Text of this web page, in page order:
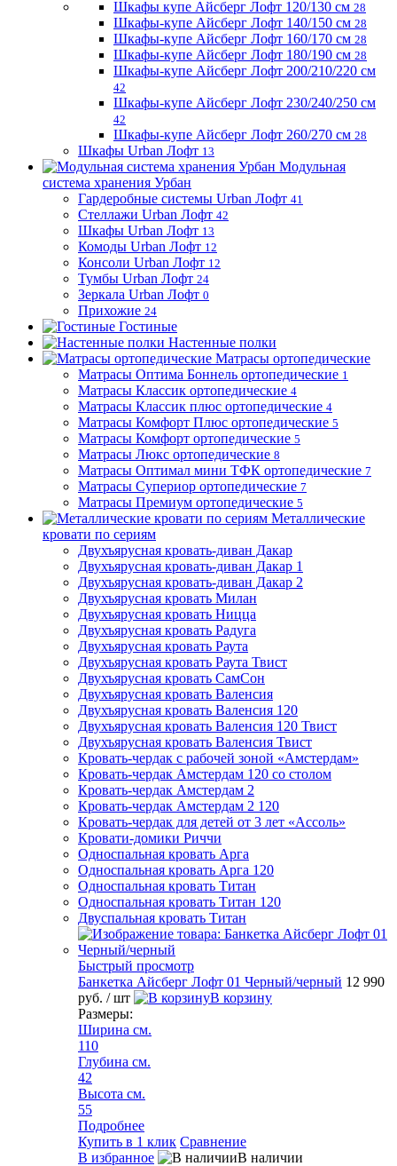
Шкафы купе Айсберг Лофт 120/130 см 28
Шкафы-купе Айсберг Лофт 140/150 см 28
Шкафы-купе Айсберг Лофт 160/170 см 28
Шкафы-купе Айсберг Лофт 180/190 см 28
Шкафы-купе Айсберг Лофт 200/210/220 см
42
Шкафы-купе Айсберг Лофт 230/240/250 см
42
Шкафы-купе Айсберг Лофт 260/270 см 28
Шкафы Urban Лофт 13
Модульная
система хранения Урбан
Гардеробные системы Urban Лофт 41
Стеллажи Urban Лофт 42
Шкафы Urban Лофт 13
Комоды Urban Лофт 12
Консоли Urban Лофт 12
Тумбы Urban Лофт 24
Зеркала Urban Лофт 0
Прихожие 24
Гостиные
Настенные полки
Матрасы ортопедические
Матрасы Оптима Боннель ортопедические 1
Матрасы Классик ортопедические 4
Матрасы Классик плюс ортопедические 4
Матрасы Комфорт Плюс ортопедические 5
Матрасы Комфорт ортопедические 5
Матрасы Люкс ортопедические 8
Матрасы Оптимал мини ТФК ортопедические 7
Матрасы Супериор ортопедические 7
Матрасы Премиум ортопедические 5
Металлические
кровати по сериям
Двухъярусная кровать-диван Дакар
Двухъярусная кровать-диван Дакар 1
Двухъярусная кровать-диван Дакар 2
Двухъярусная кровать Милан
Двухъярусная кровать Ницца
Двухъярусная кровать Радуга
Двухъярусная кровать Раута
Двухъярусная кровать Раута Твист
Двухъярусная кровать СамСон
Двухъярусная кровать Валенсия
Двухъярусная кровать Валенсия 120
Двухъярусная кровать Валенсия 120 Твист
Двухъярусная кровать Валенсия Твист
Кровать-чердак с рабочей зоной «Амстердам»
Кровать-чердак Амстердам 120 со столом
Кровать-чердак Амстердам 2
Кровать-чердак Амстердам 2 120
Кровать-чердак для детей от 3 лет «Ассоль»
Кровати-домики Риччи
Односпальная кровать Арга
Односпальная кровать Арга 120
Односпальная кровать Титан
Односпальная кровать Титан 120
Двуспальная кровать Титан
Быстрый просмотр
Банкетка Айсберг Лофт 01 Черный/черный 12 990
руб. / шт
В корзину
Размеры:
Ширина см.
110
Глубина см.
42
Высота см.
55
Подробнее
Купить в 1 клик Сравнение
В избранное
В наличии